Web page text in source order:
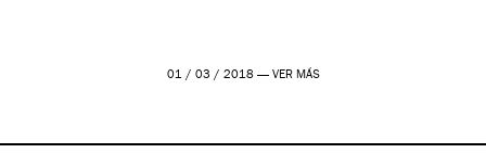
01 / 03 / 2018 — VER MÁS